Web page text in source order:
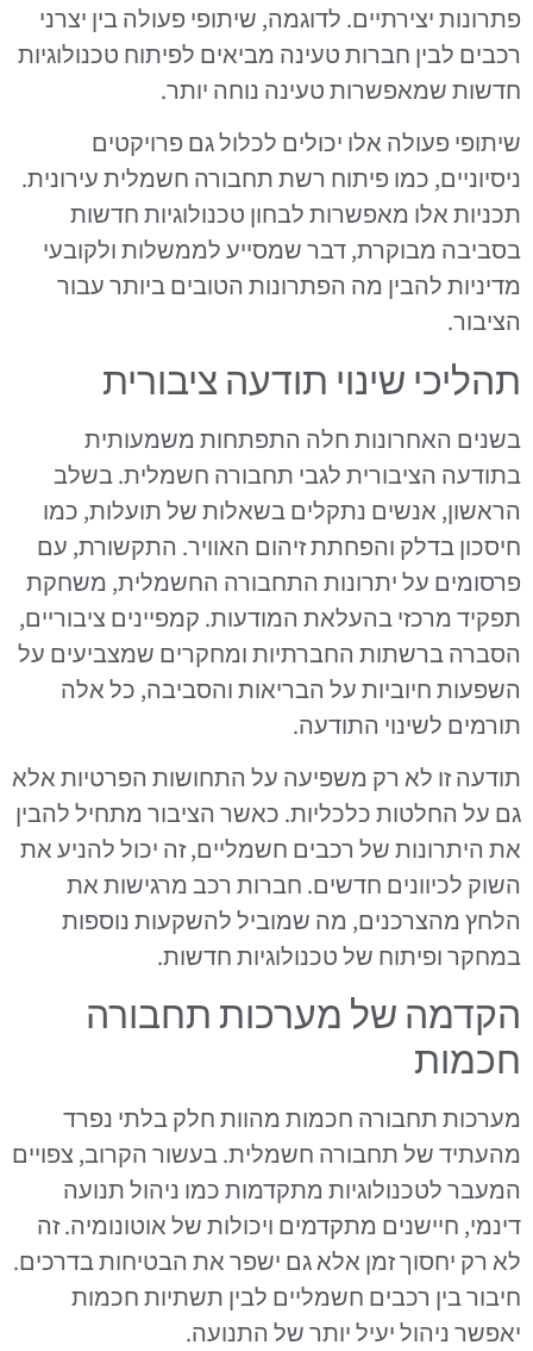
פתרונות יצירתיים. לדוגמה, שיתופי פעולה בין יצרני
רכבים לבין חברות טעינה מביאים לפיתוח טכנולוגיות
חדשות שמאפשרות טעינה נוחה יותר.
שיתופי פעולה אלו יכולים לכלול גם פרויקטים
ניסיוניים, כמו פיתוח רשת תחבורה חשמלית עירונית.
תכניות אלו מאפשרות לבחון טכנולוגיות חדשות
בסביבה מבוקרת, דבר שמסייע לממשלות ולקובעי
מדיניות להבין מה הפתרונות הטובים ביותר עבור
הציבור.
תהליכי שינוי תודעה ציבורית
בשנים האחרונות חלה התפתחות משמעותית
בתודעה הציבורית לגבי תחבורה חשמלית. בשלב
הראשון, אנשים נתקלים בשאלות של תועלות, כמו
חיסכון בדלק והפחתת זיהום האוויר. התקשורת, עם
פרסומים על יתרונות התחבורה החשמלית, משחקת
תפקיד מרכזי בהעלאת המודעות. קמפיינים ציבוריים,
הסברה ברשתות החברתיות ומחקרים שמצביעים על
השפעות חיוביות על הבריאות והסביבה, כל אלה
תורמים לשינוי התודעה.
תודעה זו לא רק משפיעה על התחושות הפרטיות אלא
גם על החלטות כלכליות. כאשר הציבור מתחיל להבין
את היתרונות של רכבים חשמליים, זה יכול להניע את
השוק לכיוונים חדשים. חברות רכב מרגישות את
הלחץ מהצרכנים, מה שמוביל להשקעות נוספות
במחקר ופיתוח של טכנולוגיות חדשות.
הקדמה של מערכות תחבורה
חכמות
מערכות תחבורה חכמות מהוות חלק בלתי נפרד
מהעתיד של תחבורה חשמלית. בעשור הקרוב, צפויים
המעבר לטכנולוגיות מתקדמות כמו ניהול תנועה
דינמי, חיישנים מתקדמים ויכולות של אוטונומיה. זה
לא רק יחסוך זמן אלא גם ישפר את הבטיחות בדרכים.
חיבור בין רכבים חשמליים לבין תשתיות חכמות
יאפשר ניהול יעיל יותר של התנועה.